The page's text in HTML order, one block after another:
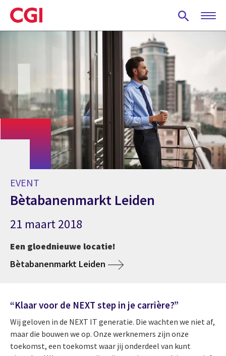
Skip
to
main
EVENT
Bètabanenmarkt Leiden
21 maart 2018
Een gloednieuwe locatie!
Bètabanenmarkt Leiden
“Klaar voor de NEXT step in je carrière?”
Wij geloven in de NEXT IT generatie. Die wachten we niet af,
maar die bouwen we op. Onze werknemers zijn onze
toekomst, een toekomst waar jij onderdeel van kunt